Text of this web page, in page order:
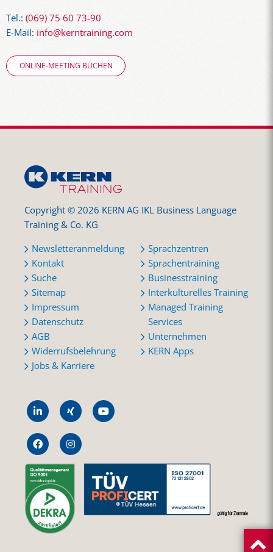
Tel.: (069) 75 60 73-90
E-Mail: info@kerntraining.com
ONLINE-MEETING BUCHEN
Copyright © 2026 KERN AG IKL Business Language
Training & Co. KG
Newsletteranmeldung
Kontakt
Suche
Sitemap
Impressum
Datenschutz
AGB
Widerrufsbelehrung
Jobs & Karriere
Sprachzentren
Sprachentraining
Businesstraining
Interkulturelles Training
Managed Training
Services
Unternehmen
KERN Apps